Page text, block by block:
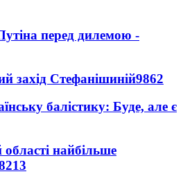
перед дилемою -
захід Стефанішиній9862
балістику: Буде, але є
найбільше